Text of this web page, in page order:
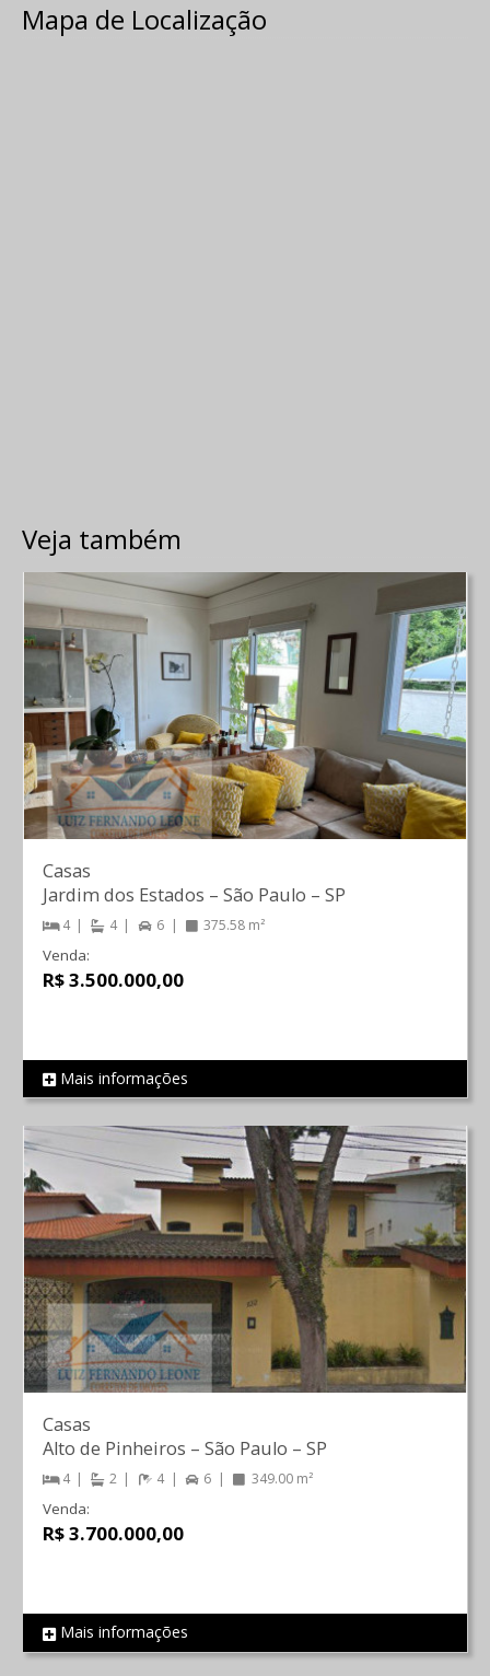
Mapa de Localização
Veja também
REF 621
Casas
Jardim dos Estados – São Paulo – SP
4 4 6 375.58 m²
Venda:
R$ 3.500.000,00
Mais informações
REF 477
Casas
Alto de Pinheiros – São Paulo – SP
4 2 4 6 349.00 m²
Venda:
R$ 3.700.000,00
Mais informações